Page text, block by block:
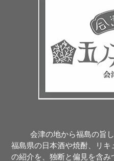
会津の地から福島の旨
福島県の日本酒や焼酎、リ
の紹介を、独断と偏見を含